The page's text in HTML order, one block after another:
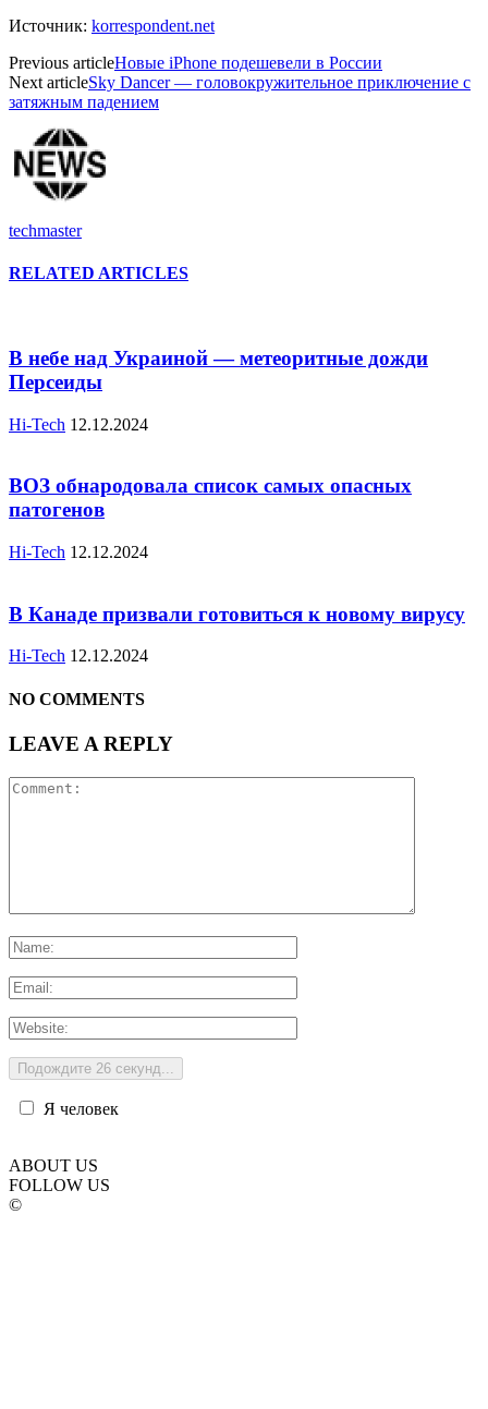
Источник: korrespondent.net
Previous articleНовые iPhone подешевели в России
Next articleSky Dancer — головокружительное приключение с
затяжным падением
techmaster
RELATED ARTICLES
В небе над Украиной — метеоритные дожди
Персеиды
Hi-Tech 12.12.2024
ВОЗ обнародовала список самых опасных
патогенов
Hi-Tech 12.12.2024
В Канаде призвали готовиться к новому вирусу
Hi-Tech 12.12.2024
NO COMMENTS
LEAVE A REPLY
Я человек
ABOUT US
FOLLOW US
©